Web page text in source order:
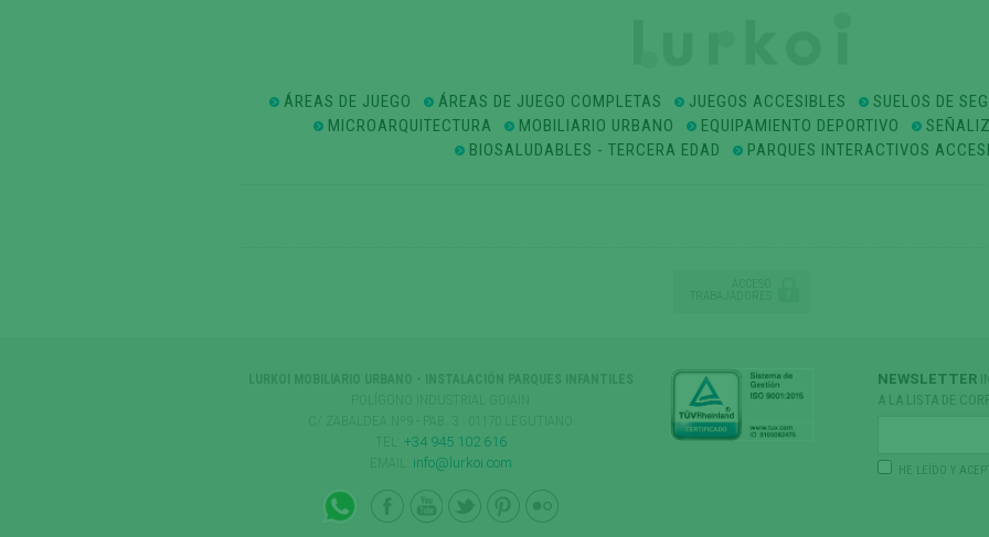
ÁREAS DE JUEGO ÁREAS DE JUEGO COMPLETAS JUEGOS ACCESIBLES SUELOS DE
MICROARQUITECTURA
MOBILIARIO URBANO EQUIPAMIENTO DEPORTIVO
BIOSALUDABLES - TERCERA EDAD
PARQUES INTERACTIVOS
ACCESO
TRABAJADORES
+34 945 102 616
info@lurkoi.com
NEWSLETTER
A LA LISTA DE
HE LEÍDO Y